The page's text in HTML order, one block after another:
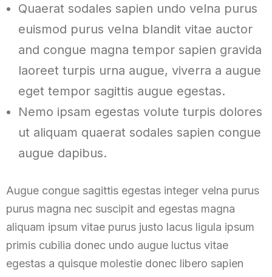
Quaerat sodales sapien undo velna purus
euismod purus velna blandit vitae auctor
and congue magna tempor sapien gravida
laoreet turpis urna augue, viverra a augue
eget tempor sagittis augue egestas.
Nemo ipsam egestas volute turpis dolores
ut aliquam quaerat sodales sapien congue
augue dapibus.
Augue congue sagittis egestas integer velna purus
purus magna nec suscipit and egestas magna
aliquam ipsum vitae purus justo lacus ligula ipsum
primis cubilia donec undo augue luctus vitae
egestas a quisque molestie donec libero sapien